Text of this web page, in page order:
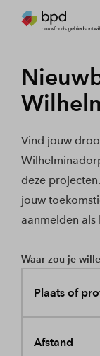
Vind jouw
deze
jouw
aanmelden als
Waar zou je
Plaats of
Afstand